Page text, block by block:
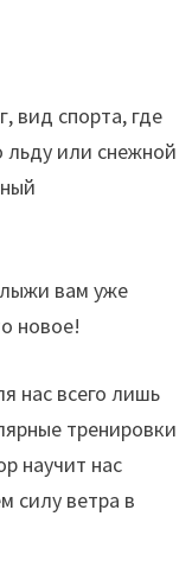
вид спорта, где
или снежной
вам уже
новое!
нас всего лишь
тренировки
научит нас
силу ветра в